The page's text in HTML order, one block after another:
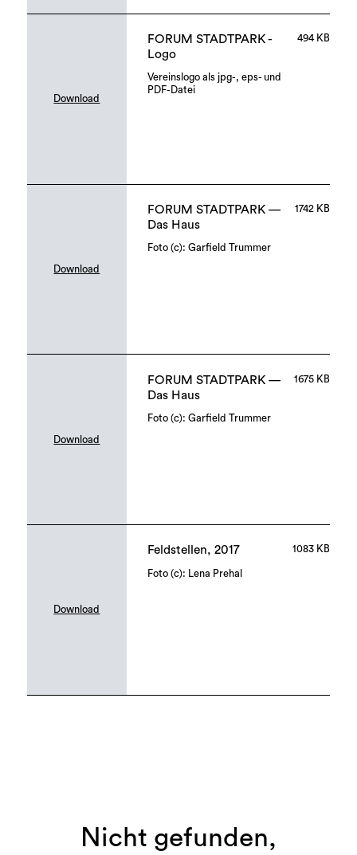
Download
FORUM STADTPARK -
Logo
494 KB
Vereinslogo als jpg-, eps- und
PDF-Datei
Download
FORUM STADTPARK —
Das Haus
1742 KB
Foto (c): Garfield Trummer
Download
FORUM STADTPARK —
Das Haus
1675 KB
Foto (c): Garfield Trummer
Download
Feldstellen, 2017 1083 KB
Foto (c): Lena Prehal
Nicht gefunden,